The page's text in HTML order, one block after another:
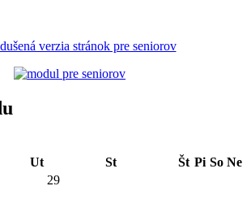
verzia stránok pre seniorov
Ut St Št Pi So Ne
29